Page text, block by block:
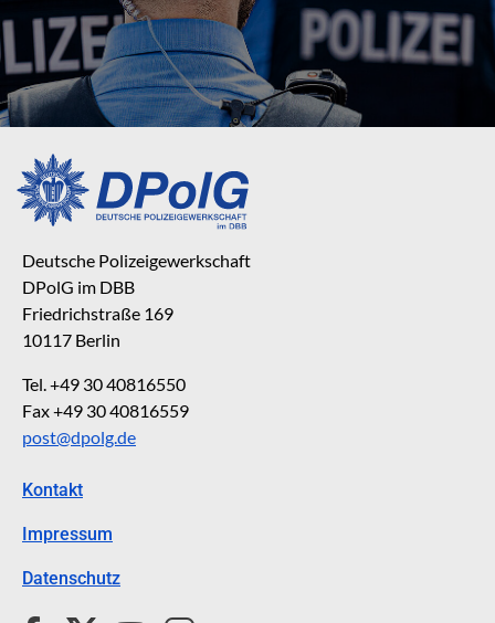
Deutsche Polizeigewerkschaft
DPolG im DBB
Friedrichstraße 169
10117 Berlin
Tel. +49 30 40816550
Fax +49 30 40816559
post@dpolg.de
Kontakt
Impressum
Datenschutz